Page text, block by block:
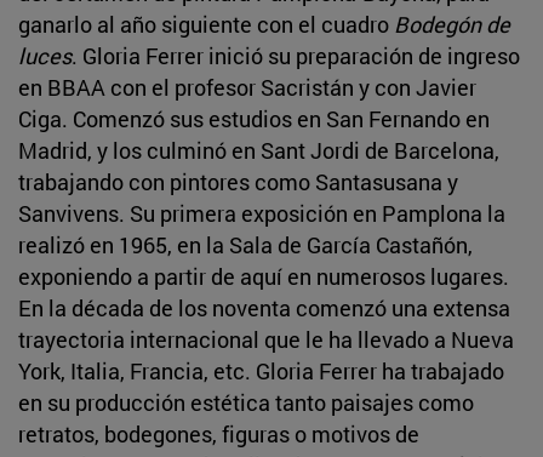
ganarlo al año siguiente con el cuadro Bodegón de
luces. Gloria Ferrer inició su preparación de ingreso
en BBAA con el profesor Sacristán y con Javier
Ciga. Comenzó sus estudios en San Fernando en
Madrid, y los culminó en Sant Jordi de Barcelona,
trabajando con pintores como Santasusana y
Sanvivens. Su primera exposición en Pamplona la
realizó en 1965, en la Sala de García Castañón,
exponiendo a partir de aquí en numerosos lugares.
En la década de los noventa comenzó una extensa
trayectoria internacional que le ha llevado a Nueva
York, Italia, Francia, etc. Gloria Ferrer ha trabajado
en su producción estética tanto paisajes como
retratos, bodegones, figuras o motivos de